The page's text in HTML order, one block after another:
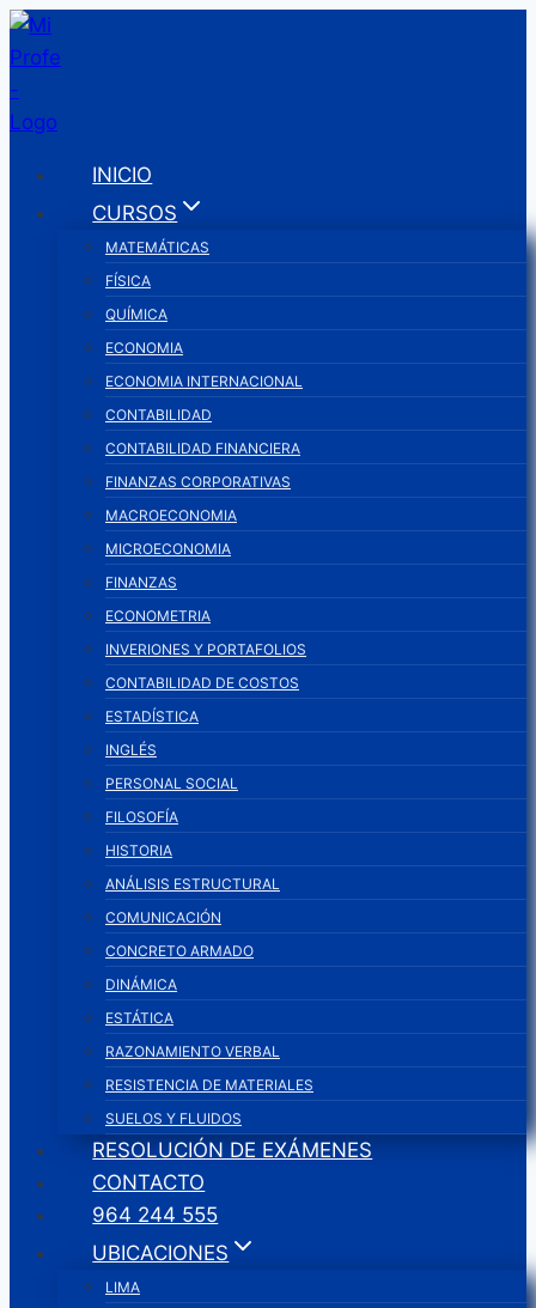
Saltar
al
contenido
INICIO
CURSOS
MATEMÁTICAS
FÍSICA
QUÍMICA
ECONOMIA
ECONOMIA INTERNACIONAL
CONTABILIDAD
CONTABILIDAD FINANCIERA
FINANZAS CORPORATIVAS
MACROECONOMIA
MICROECONOMIA
FINANZAS
ECONOMETRIA
INVERIONES Y PORTAFOLIOS
CONTABILIDAD DE COSTOS
ESTADÍSTICA
INGLÉS
PERSONAL SOCIAL
FILOSOFÍA
HISTORIA
ANÁLISIS ESTRUCTURAL
COMUNICACIÓN
CONCRETO ARMADO
DINÁMICA
ESTÁTICA
RAZONAMIENTO VERBAL
RESISTENCIA DE MATERIALES
SUELOS Y FLUIDOS
RESOLUCIÓN DE EXÁMENES
CONTACTO
964 244 555
UBICACIONES
LIMA